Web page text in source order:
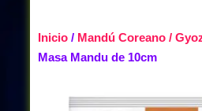
Inicio / Mandú Coreano /
Masa Mandu de 10cm